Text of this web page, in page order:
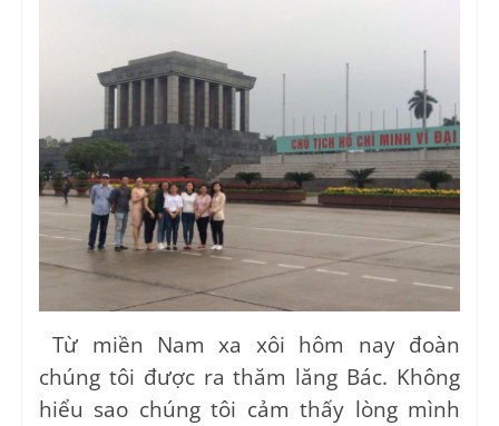
Từ miền Nam xa xôi hôm nay đoàn
chúng tôi được ra thăm lăng Bác. Không
hiểu sao chúng tôi cảm thấy lòng mình